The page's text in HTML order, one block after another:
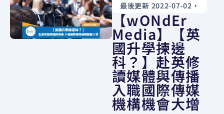
最新活動
升學指南
最後更新 2022-07-02 •
【wONdEr
Media】【英
國升學揀邊
科？】赴英修
讀媒體與傳播
入職國際傳媒
機構機會大增